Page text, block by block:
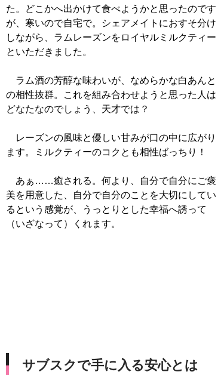
た。どこかへ出かけて食べようかと思ったのです
が、寒いので自宅で。シェアメイトにおすそ分け
しながら、ラムレーズンをロイヤルミルクティー
といただきました。
ラム酒の芳醇な味わいが、なめらかな白あんと
の相性抜群。これを組み合わせようと思った人は
どなたなのでしょう、天才では？
レーズンの風味と優しい甘みが口の中に広がり
ます。ミルクティーのコクとも相性ばっちり！
あぁ……癒される。何より、自分で自分にご褒
美を用意した、自分で自分のことを大切にしてい
るという感覚が、うっとりとした幸福へ誘って
（いざなって）くれます。
サブスクで手に入る安心とは